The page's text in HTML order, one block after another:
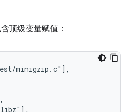
顶级变量赋值：
minigzip.c"],